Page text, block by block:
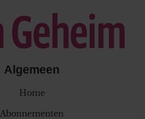
Algemeen
Home
Abonnementen